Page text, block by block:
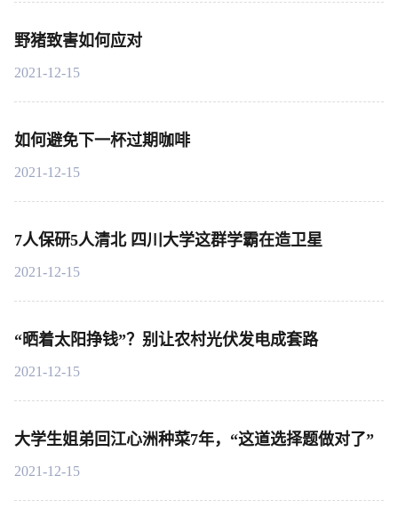
野猪致害如何应对
2021-12-15
如何避免下一杯过期咖啡
2021-12-15
7人保研5人清北 四川大学这群学霸在造卫星
2021-12-15
“晒着太阳挣钱”？别让农村光伏发电成套路
2021-12-15
大学生姐弟回江心洲种菜7年，“这道选择题做对了”
2021-12-15